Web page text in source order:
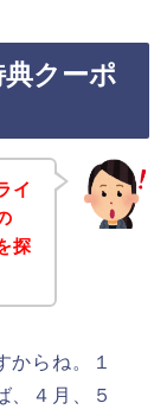
クーポ
イ
探
からね。１
、４月、５